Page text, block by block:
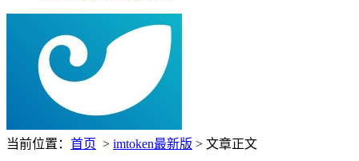
当前位置： 首页 > imtoken最新版 > 文章正文